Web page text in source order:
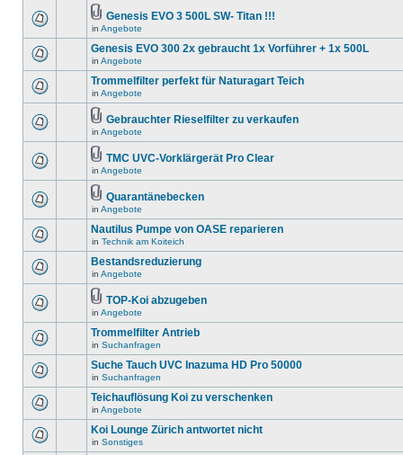
Genesis EVO 3 500L SW- Titan !!!
in Angebote
Genesis EVO 300 2x gebraucht 1x Vorführer + 1x 500L
in Angebote
Trommelfilter perfekt für Naturagart Teich
in Angebote
Gebrauchter Rieselfilter zu verkaufen
in Angebote
TMC UVC-Vorklärgerät Pro Clear
in Angebote
Quarantänebecken
in Angebote
Nautilus Pumpe von OASE reparieren
in Technik am Koiteich
Bestandsreduzierung
in Angebote
TOP-Koi abzugeben
in Angebote
Trommelfilter Antrieb
in Suchanfragen
Suche Tauch UVC Inazuma HD Pro 50000
in Suchanfragen
Teichauflösung Koi zu verschenken
in Angebote
Koi Lounge Zürich antwortet nicht
in Sonstiges